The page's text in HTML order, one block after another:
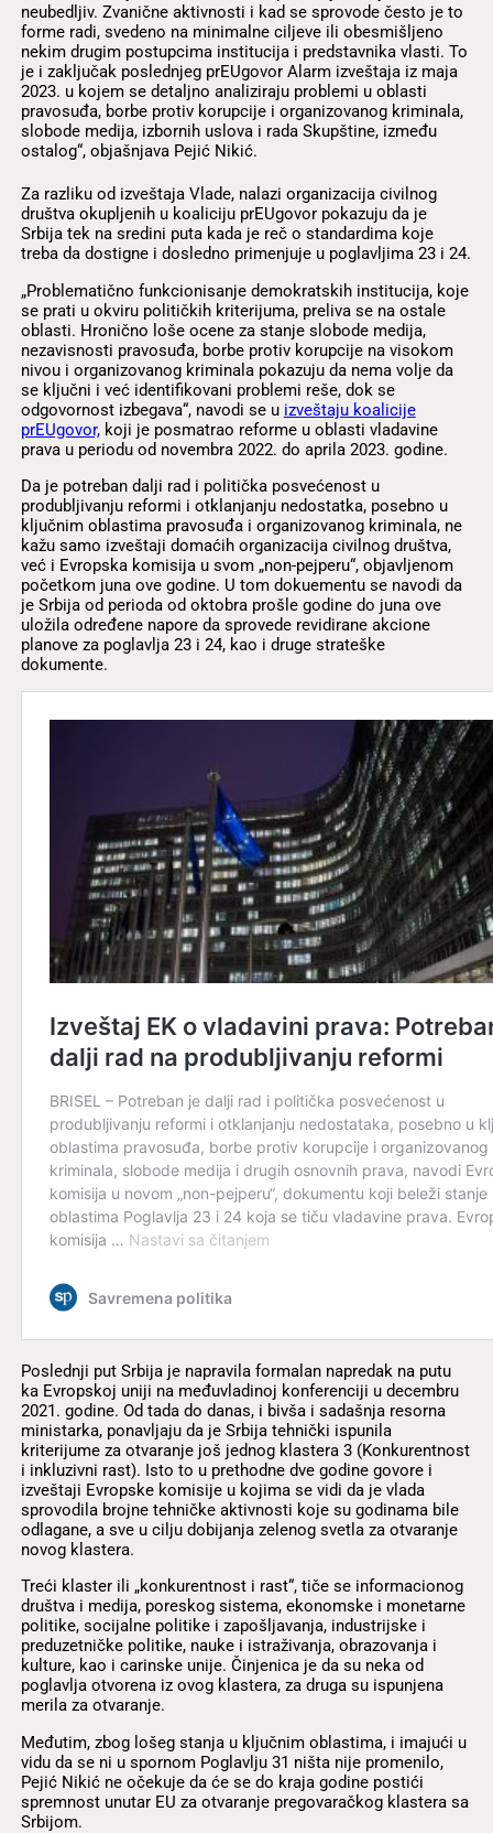
neubedljiv. Zvanične aktivnosti i kad se sprovode često je to
forme radi, svedeno na minimalne ciljeve ili obesmišljeno
nekim drugim postupcima institucija i predstavnika vlasti. To
je i zaključak poslednjeg prEUgovor Alarm izveštaja iz maja
2023. u kojem se detaljno analiziraju problemi u oblasti
pravosuđa, borbe protiv korupcije i organizovanog kriminala,
slobode medija, izbornih uslova i rada Skupštine, između
ostalog“, objašnjava Pejić Nikić.
Za razliku od izveštaja Vlade, nalazi organizacija civilnog
društva okupljenih u koaliciju prEUgovor pokazuju da je
Srbija tek na sredini puta kada je reč o standardima koje
treba da dostigne i dosledno primenjuje u poglavljima 23 i 24.
„Problematično funkcionisanje demokratskih institucija, koje
se prati u okviru političkih kriterijuma, preliva se na ostale
oblasti. Hronično loše ocene za stanje slobode medija,
nezavisnosti pravosuđa, borbe protiv korupcije na visokom
nivou i organizovanog kriminala pokazuju da nema volje da
se ključni i već identifikovani problemi reše, dok se
odgovornost izbegava“, navodi se u izveštaju koalicije
prEUgovor,koji je posmatrao reforme u oblasti vladavine
prava u periodu od novembra 2022. do aprila 2023. godine.
Da je potreban dalji rad i politička posvećenost u
produbljivanju reformi i otklanjanju nedostatka, posebno u
ključnim oblastima pravosuđa i organizovanog kriminala, ne
kažu samo izveštaji domaćih organizacija civilnog društva,
već i Evropska komisija u svom „non-pejperu“, objavljenom
početkom juna ove godine. U tom dokuementu se navodi da
je Srbija od perioda od oktobra prošle godine do juna ove
uložila određene napore da sprovede revidirane akcione
planove za poglavlja 23 i 24, kao i druge strateške
dokumente.
Poslednji put Srbija je napravila formalan napredak na putu
ka Evropskoj uniji na međuvladinoj konferenciji u decembru
2021. godine. Od tada do danas, i bivša i sadašnja resorna
ministarka, ponavljaju da je Srbija tehnički ispunila
kriterijume za otvaranje još jednog klastera 3 (Konkurentnost
i inkluzivni rast). Isto to u prethodne dve godine govore i
izveštaji Evropske komisije u kojima se vidi da je vlada
sprovodila brojne tehničke aktivnosti koje su godinama bile
odlagane, a sve u cilju dobijanja zelenog svetla za otvaranje
novog klastera.
Treći klaster ili „konkurentnost i rast“, tiče se informacionog
društva i medija, poreskog sistema, ekonomske i monetarne
politike, socijalne politike i zapošljavanja, industrijske i
preduzetničke politike, nauke i istraživanja, obrazovanja i
kulture, kao i carinske unije. Činjenica je da su neka od
poglavlja otvorena iz ovog klastera, za druga su ispunjena
merila za otvaranje.
Međutim, zbog lošeg stanja u ključnim oblastima, i imajući u
vidu da se ni u spornom Poglavlju 31 ništa nije promenilo,
Pejić Nikić ne očekuje da će se do kraja godine postići
spremnost unutar EU za otvaranje pregovaračkog klastera sa
Srbijom.